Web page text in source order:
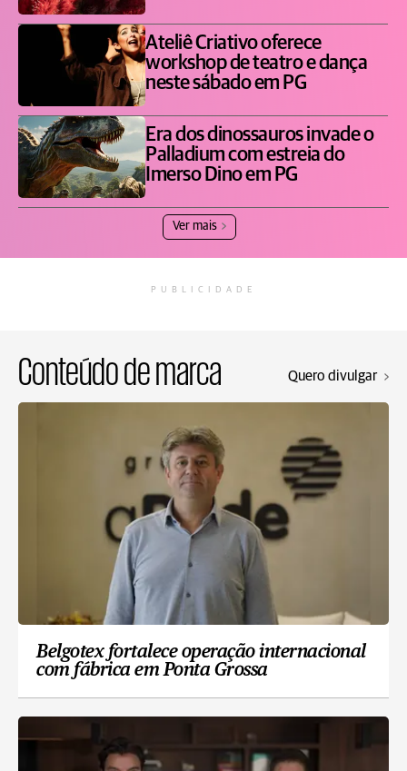
Ateliê Criativo oferece
workshop de teatro e dança
neste sábado em PG
Era dos dinossauros invade o
Palladium com estreia do
Imerso Dino em PG
Ver mais
PUBLICIDADE
Conteúdo de marca Quero divulgar
Belgotex fortalece operação internacional
com fábrica em Ponta Grossa